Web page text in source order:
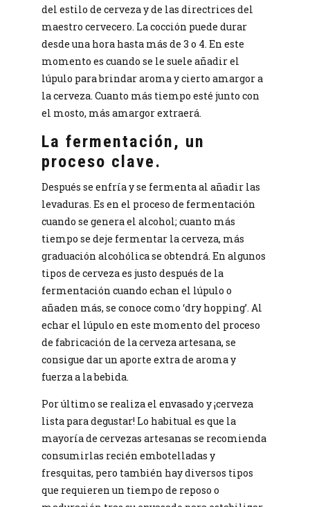
del estilo de cerveza y de las directrices del
maestro cervecero. La cocción puede durar
desde una hora hasta más de 3 o 4. En este
momento es cuando se le suele añadir el
lúpulo para brindar aroma y cierto amargor a
la cerveza. Cuanto más tiempo esté junto con
el mosto, más amargor extraerá.
La fermentación, un
proceso clave.
Después se enfría y se fermenta al añadir las
levaduras. Es en el proceso de fermentación
cuando se genera el alcohol; cuanto más
tiempo se deje fermentar la cerveza, más
graduación alcohólica se obtendrá. En algunos
tipos de cerveza es justo después de la
fermentación cuando echan el lúpulo o
añaden más, se conoce como ‘dry hopping’. Al
echar el lúpulo en este momento del proceso
de fabricación de la cerveza artesana, se
consigue dar un aporte extra de aroma y
fuerza a la bebida.
Por último se realiza el envasado y ¡cerveza
lista para degustar! Lo habitual es que la
mayoría de cervezas artesanas se recomienda
consumirlas recién embotelladas y
fresquitas, pero también hay diversos tipos
que requieren un tiempo de reposo o